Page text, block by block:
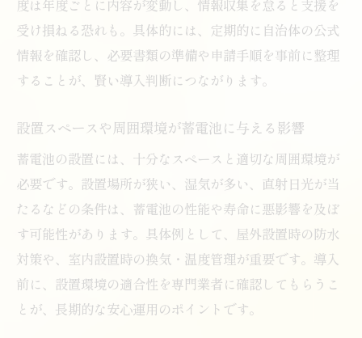
度は年度ごとに内容が変動し、情報収集を怠ると支援を
受け損ねる恐れも。具体的には、定期的に自治体の公式
情報を確認し、必要書類の準備や申請手順を事前に整理
することが、賢い導入判断につながります。
設置スペースや周囲環境が蓄電池に与える影響
蓄電池の設置には、十分なスペースと適切な周囲環境が
必要です。設置場所が狭い、湿気が多い、直射日光が当
たるなどの条件は、蓄電池の性能や寿命に悪影響を及ぼ
す可能性があります。具体例として、屋外設置時の防水
対策や、室内設置時の換気・温度管理が重要です。導入
前に、設置環境の適合性を専門業者に確認してもらうこ
とが、長期的な安心運用のポイントです。